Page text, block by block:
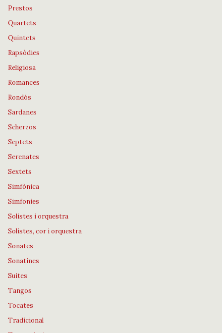
Prestos
Quartets
Quintets
Rapsòdies
Religiosa
Romances
Rondós
Sardanes
Scherzos
Septets
Serenates
Sextets
Simfònica
Simfonies
Solistes i orquestra
Solistes, cor i orquestra
Sonates
Sonatines
Suites
Tangos
Tocates
Tradicional